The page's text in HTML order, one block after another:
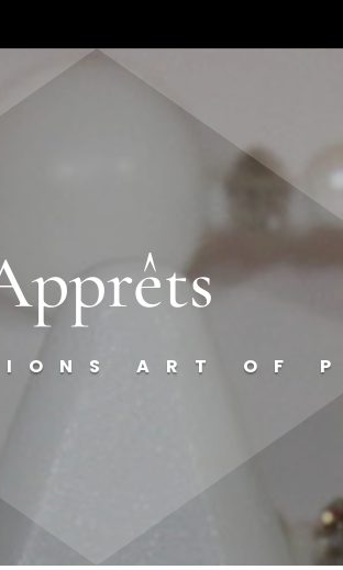
ART OF